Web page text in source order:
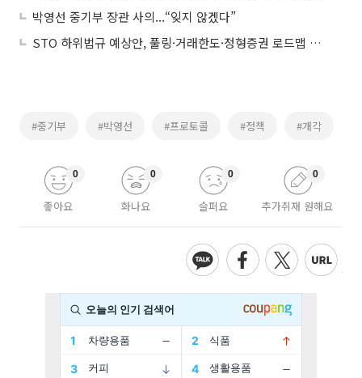
박영선 중기부 장관 사의...“잊지 않겠다”
STO 하위법규 예상안, 풀링·거래한도·정형증권 로드맵 제시
#중기부 #박영선 #프로토콜 #정책 #개각
좋아요
0
화나요
0
슬퍼요
0
추가취재 원해요
0